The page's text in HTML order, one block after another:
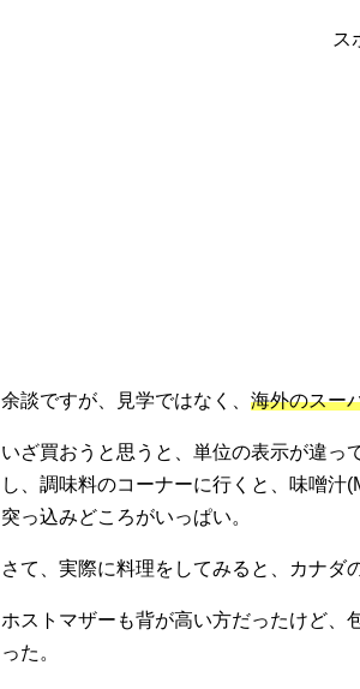
ス
余談ですが、見学ではなく、 海外のスー
いざ買おうと思うと、単位の表示が違っ
し、調味料のコーナーに行くと、味噌汁
突っ込みどころがいっぱい。
さて、実際に料理をしてみると、カナダ
ホストマザーも背が高い方だったけど、
った。